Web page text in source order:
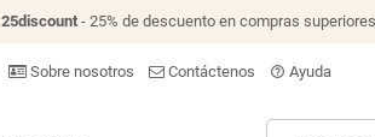
25discount- 25% de descuento en compras
Sobre nosotros Contáctenos help_outline Ayuda